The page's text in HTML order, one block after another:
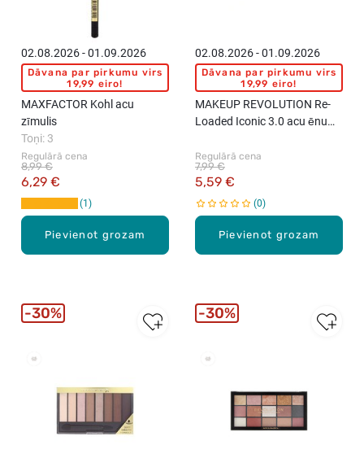
Pievienot grozam
02.08.2026 - 01.09.2026
Dāvana par pirkumu virs
19,99 eiro!
MAXFACTOR Kohl acu
zīmulis
Regulārā cena
6,29 €
8,99 €
Toņi: 3
1
Pievienot grozam
02.08.2026 - 01.09.2026
Dāvana par pirkumu virs
19,99 eiro!
MAKEUP REVOLUTION Re-
Loaded Iconic 3.0 acu ēnu
Regulārā cena
5,59 €
7,99 €
0
30% 30%